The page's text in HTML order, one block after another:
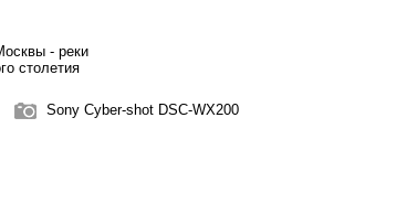
- реки
столетия
Sony Cyber-shot DSC-WX200